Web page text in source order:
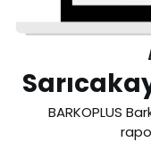
BARKOPLUS